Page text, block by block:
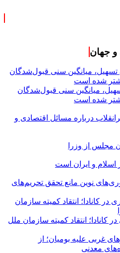
و جهان
میانگین سنی قبول‌شدگان
درباره مسائل اقتصادی و
اسلام و ایران است
نوین مانع تحقق تحریم‌های
انتقاد کمیته سازمان ملل